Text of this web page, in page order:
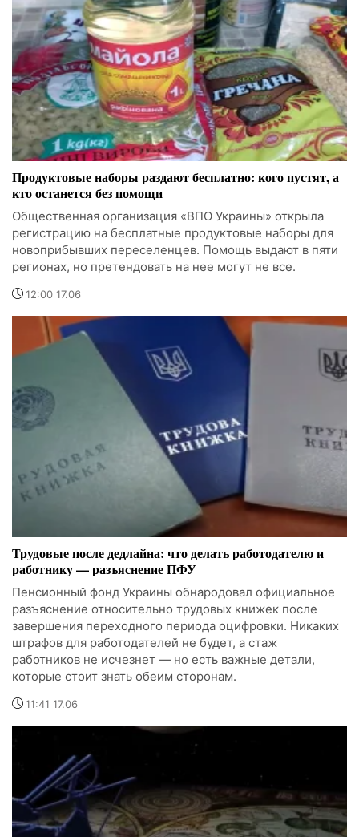
Продуктовые наборы раздают бесплатно: кого пустят, а
кто останется без помощи
Общественная организация «ВПО Украины» открыла
регистрацию на бесплатные продуктовые наборы для
новоприбывших переселенцев. Помощь выдают в пяти
регионах, но претендовать на нее могут не все.
12:00 17.06
Трудовые после дедлайна: что делать работодателю и
работнику — разъяснение ПФУ
Пенсионный фонд Украины обнародовал официальное
разъяснение относительно трудовых книжек после
завершения переходного периода оцифровки. Никаких
штрафов для работодателей не будет, а стаж
работников не исчезнет — но есть важные детали,
которые стоит знать обеим сторонам.
11:41 17.06